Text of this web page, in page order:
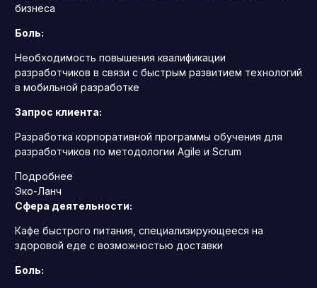
бизнеса
Боль:
Необходимость повышения квалификации
разработчиков в связи с быстрым развитием технологий
в мобильной разработке
Запрос клиента:
Разработка корпоративной программы обучения для
разработчиков по методологии Agile и Scrum
Подробнее
Эко-Ланч
Сфера деятельности:
Кафе быстрого питания, специализирующееся на
здоровой еде с возможностью доставки
Боль: